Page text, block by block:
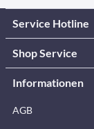
Service Hotline
Shop Service
Informationen
AGB